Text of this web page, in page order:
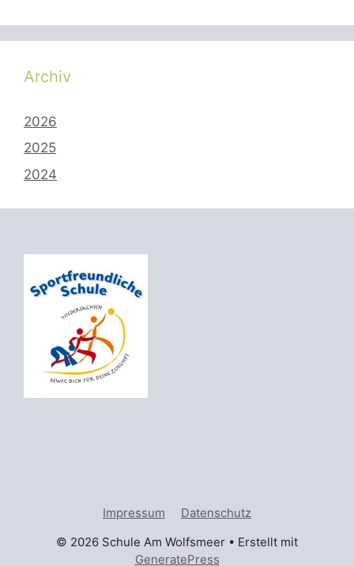
Archiv
2026
2025
2024
Impressum
Datenschutz
© 2026 Schule Am Wolfsmeer • Erstellt mit
GeneratePress